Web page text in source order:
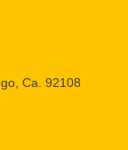
Ca. 92108